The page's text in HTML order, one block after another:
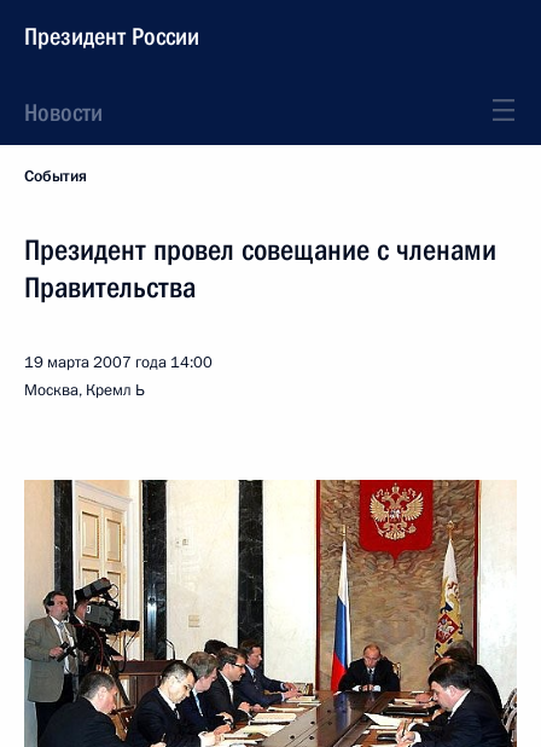
Президент России
Новости
События
Президент провел совещание с членами
Правительства
19 марта 2007 года 14:00
Москва, Кремл Ь